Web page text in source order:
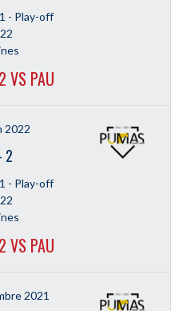
- Play-off
VS PAU
2022
2
- Play-off
VS PAU
2021